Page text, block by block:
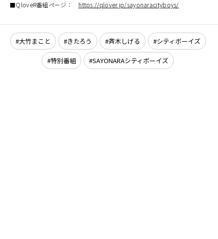
■QloveR番組ページ： https://qlover.jp/sayonaracityboys/
大竹まこと きたろう 斉木しげる シティボーイズ
特別番組 SAYONARAシティボーイズ